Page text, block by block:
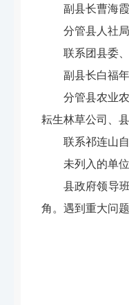
副县长曹海霞
分管县人社
联系团县委
副县长白福年
分管县农业
耘生林草公司
、
联系祁连山
未列入的单
县政府领导
角。遇到重大问题
山